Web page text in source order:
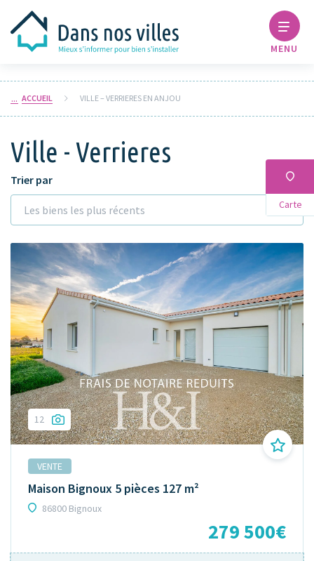
MENU
ACCUEIL VILLE – VERRIERES EN ANJOU
Ville - Verrieres
Carte
Trier par
Les biens les plus récents
12
VENTE
Maison Bignoux 5 pièces 127 m²
86800 Bignoux
279 500€